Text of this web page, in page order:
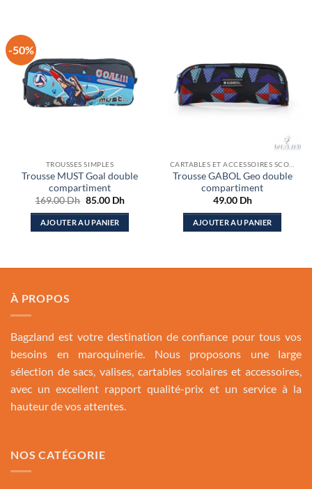
-50%
TROUSSES SIMPLES
Trousse MUST Goal double
compartiment
169.00Dh Le
initial
était :
85.00 DhLe
actuel
AJOUTER AU PANIER
Trousse GABOL Geo double
compartiment
49.00 Dh
AJOUTER AU PANIER
À PROPOS
Bagzland est votre destination de confiance pour tous vos
besoins en maroquinerie. Nous proposons une large
sélection de sacs, valises, cartables scolaires et accessoires,
avec un excellent rapport qualité-prix et un service à la
hauteur de vos attentes.
NOS CATÉGORIE